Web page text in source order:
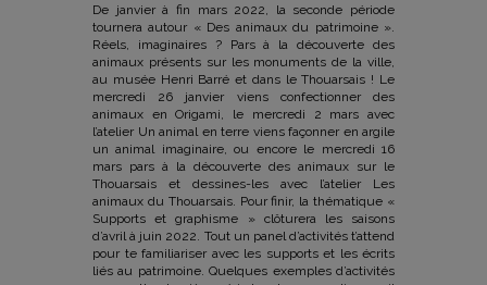
De janvier à fin mars 2022, la seconde période
tournera autour « Des animaux du patrimoine ».
Réels, imaginaires ? Pars à la découverte des
animaux présents sur les monuments de la ville,
au musée Henri Barré et dans le Thouarsais ! Le
mercredi 26 janvier viens confectionner des
animaux en Origami, le mercredi 2 mars avec
l’atelier Un animal en terre viens façonner en argile
un animal imaginaire, ou encore le mercredi 16
mars pars à la découverte des animaux sur le
Thouarsais et dessines-les avec l’atelier Les
animaux du Thouarsais. Pour finir, la thématique «
Supports et graphisme » clôturera les saisons
d’avril à juin 2022. Tout un panel d’activités t’attend
pour te familiariser avec les supports et les écrits
liés au patrimoine. Quelques exemples d’activités